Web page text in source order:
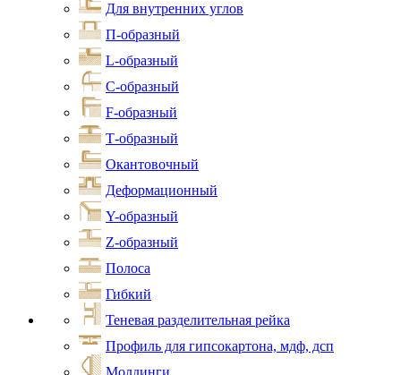
Для внутренних углов
П-образный
L-образный
С-образный
F-образный
Т-образный
Окантовочный
Деформационный
Y-образный
Z-образный
Полоса
Гибкий
Теневая разделительная рейка
Профиль для гипсокартона, мдф, дсп
Молдинги